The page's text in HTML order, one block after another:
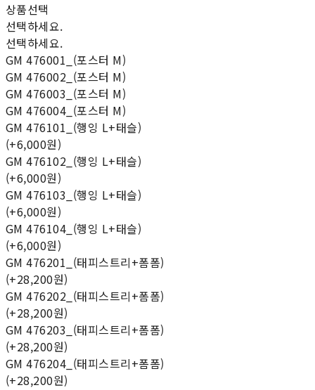
상품선택
선택하세요.
선택하세요.
GM 476001_(포스터 M)
GM 476002_(포스터 M)
GM 476003_(포스터 M)
GM 476004_(포스터 M)
GM 476101_(행잉 L+태슬)
(+6,000원)
GM 476102_(행잉 L+태슬)
(+6,000원)
GM 476103_(행잉 L+태슬)
(+6,000원)
GM 476104_(행잉 L+태슬)
(+6,000원)
GM 476201_(태피스트리+폼폼)
(+28,200원)
GM 476202_(태피스트리+폼폼)
(+28,200원)
GM 476203_(태피스트리+폼폼)
(+28,200원)
GM 476204_(태피스트리+폼폼)
(+28,200원)